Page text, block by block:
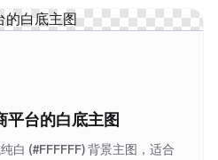
平台的白底主图
白 (#FFFFFF) 背景主图，适合